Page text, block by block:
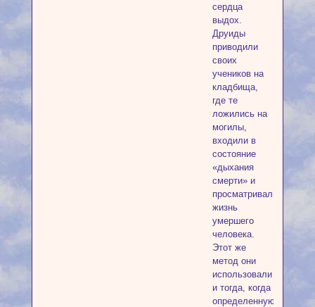
сердца
выдох.
Друиды
приводили
своих
учеников на
кладбища,
где те
ложились на
могилы,
входили в
состояние
«дыхания
смерти» и
просматривали
жизнь
умершего
человека.
Этот же
метод они
использовали
и тогда, когда
определенную